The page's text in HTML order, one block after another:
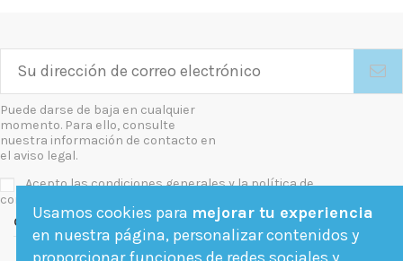
Puede darse de baja en cualquier
momento. Para ello, consulte
nuestra información de contacto en
el aviso legal.
Acepto las condiciones generales y la política de
confidencialidad
Contact us
Usamos cookies para mejorar tu experiencia
en nuestra página, personalizar contenidos y